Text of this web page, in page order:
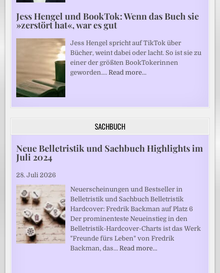
Jess Hengel und BookTok: Wenn das Buch sie
»zerstört hat«, war es gut
Jess Hengel spricht auf TikTok über
Bücher, weint dabei oder lacht. So ist sie zu
einer der größten BookTokerinnen
geworden.…Read more…
SACHBUCH
Neue Belletristik und Sachbuch Highlights im
Juli 2024
28. Juli 2026
Neuerscheinungen und Bestseller in
Belletristik und Sachbuch Belletristik
Hardcover: Fredrik Backman auf Platz 6
Der prominenteste Neueinstieg in den
Belletristik-Hardcover-Charts ist das Werk
"Freunde fürs Leben" von Fredrik
Backman, das…Read more…